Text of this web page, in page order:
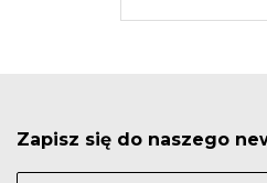
Zapisz się do naszego